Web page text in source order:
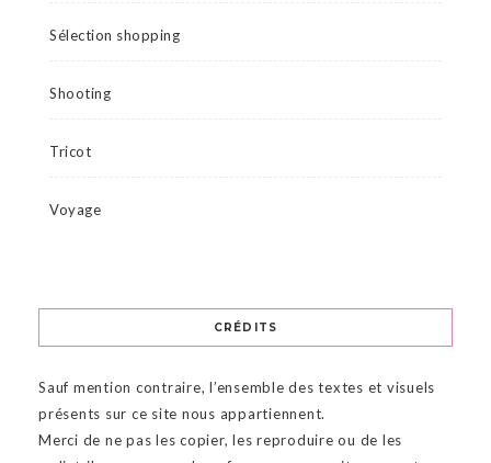
Sélection shopping
Shooting
Tricot
Voyage
CRÉDITS
Sauf mention contraire, l’ensemble des textes et visuels
présents sur ce site nous appartiennent.
Merci de ne pas les copier, les reproduire ou de les